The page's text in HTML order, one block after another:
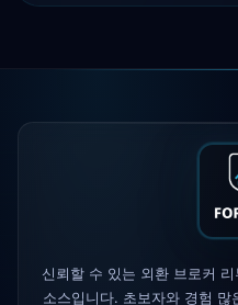
FP Markets—
규
신뢰할 수 있는 외환 브로커
소스입니다. 초보자와 경험